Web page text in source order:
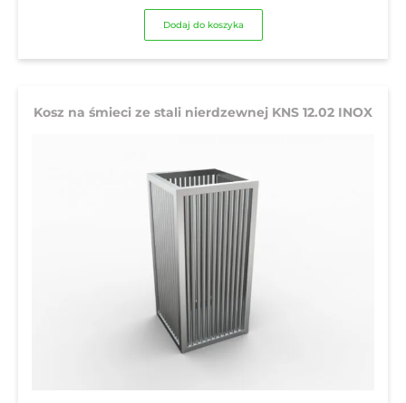
Dodaj do koszyka
Kosz na śmieci ze stali nierdzewnej KNS 12.02 INOX